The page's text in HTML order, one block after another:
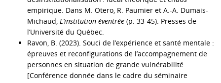
empirique. Dans M. Otero, R. Paumier et A.-A. Dumais-
Michaud, L’institution éventrée (p. 33‑45). Presses de
l’Université du Québec.
Ravon, B. (2023). Souci de l’expérience et santé mentale :
épreuves et reconfigurations de l’accompagnement de
personnes en situation de grande vulnérabilité
[Conférence donnée dans le cadre du séminaire